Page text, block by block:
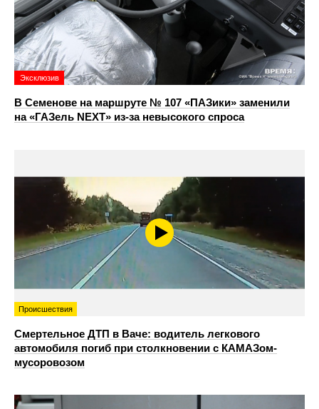
Эксклюзив
В Семенове на маршруте № 107 «ПАЗики» заменили
на «ГАЗель NEXT» из‑за невысокого спроса
Происшествия
Смертельное ДТП в Ваче: водитель легкового
автомобиля погиб при столкновении с КАМАЗом-
мусоровозом